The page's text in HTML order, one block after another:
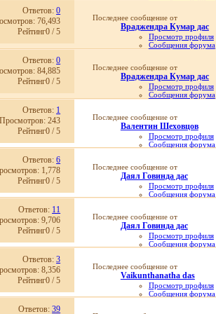
Просмотр статей
05.02.2011,10:46
Ответов:0
76,493
Рейтинг0 / 5
Последнее сообщение от
Враджендра Кумар дас
Просмотр профиля
Сообщения форума
Просмотр статей
25.01.2011,06:47
Ответов:0
84,885
Рейтинг0 / 5
Последнее сообщение от
Враджендра Кумар дас
Просмотр профиля
Сообщения форума
Просмотр статей
25.01.2011,06:34
Ответов: 1
Просмотров: 243
Рейтинг0 / 5
Последнее сообщение от
Валентин Шеховцов
Просмотр профиля
Сообщения форума
Домашняя страница
Просмотр статей
06.08.2026,13:28
Ответов:6
1,778
Рейтинг0 / 5
Последнее сообщение от
Даял Говинда дас
Просмотр профиля
Сообщения форума
Просмотр статей
25.07.2026,00:34
Ответов: 11
9,706
Рейтинг0 / 5
Последнее сообщение от
Даял Говинда дас
Просмотр профиля
Сообщения форума
Просмотр статей
24.07.2026,21:24
Ответов:3
8,356
Рейтинг0 / 5
Последнее сообщение от
Vaikunthanatha das
Просмотр профиля
Сообщения форума
Ответов:39